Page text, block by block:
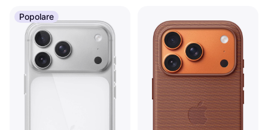
Popolare